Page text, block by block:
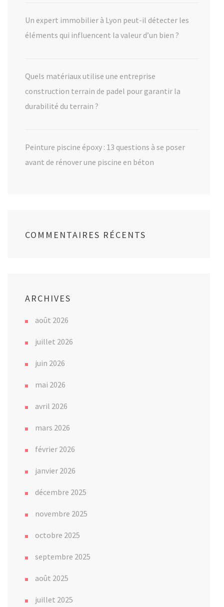
Un expert immobilier à Lyon peut-il détecter les
éléments qui influencent la valeur d’un bien ?
Quels matériaux utilise une entreprise
construction terrain de padel pour garantir la
durabilité du terrain ?
Peinture piscine époxy : 13 questions à se poser
avant de rénover une piscine en béton
COMMENTAIRES RÉCENTS
ARCHIVES
août 2026
juillet 2026
juin 2026
mai 2026
avril 2026
mars 2026
février 2026
janvier 2026
décembre 2025
novembre 2025
octobre 2025
septembre 2025
août 2025
juillet 2025